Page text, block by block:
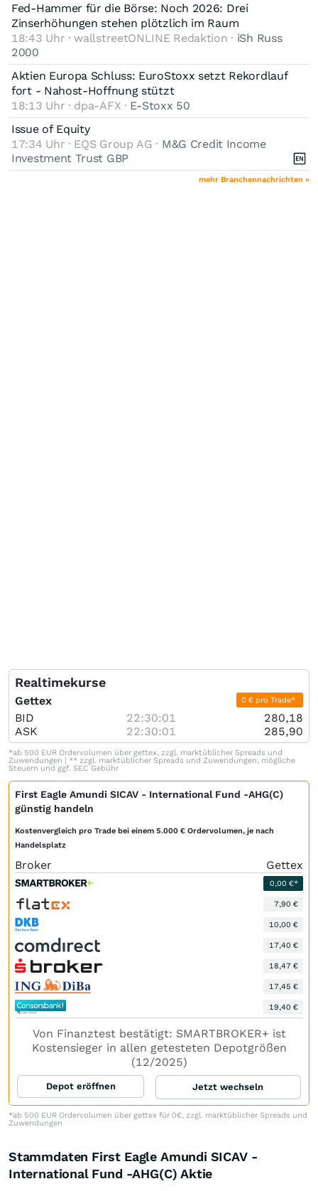
Fed-Hammer für die Börse: Noch 2026: Drei
Zinserhöhungen stehen plötzlich im Raum
18:43 Uhr · wallstreetONLINE Redaktion · iSh Russ
2000
Aktien Europa Schluss: EuroStoxx setzt Rekordlauf
fort - Nahost-Hoffnung stützt
18:13 Uhr · dpa-AFX · E-Stoxx 50
Issue of Equity
17:34 Uhr · EQS Group AG · M&G Credit Income
Investment Trust GBP
mehr Branchennachrichten »
Realtimekurse
Gettex 0 € pro Trade*
BID 22:30:01
280,18
ASK
22:30:01 285,90
*ab 500 EUR Ordervolumen über gettex, zzgl. marktüblicher Spreads und
Zuwendungen | ** zzgl. marktüblicher Spreads und Zuwendungen, mögliche
Steuern und ggf. SEC Gebühr
First Eagle Amundi SICAV - International Fund -AHG(C)
günstig handeln
Kostenvergleich pro Trade bei einem 5.000 € Ordervolumen, je nach
Handelsplatz
Broker Gettex
0,00 €*
7,90 €
10,00 €
17,40 €
18,47 €
17,45 €
19,40 €
Von Finanztest bestätigt: SMARTBROKER+ ist
Kostensieger in allen getesteten Depotgrößen
(12/2025)
Depot eröffnen Jetzt wechseln
*ab 500 EUR Ordervolumen über gettex für 0€, zzgl. marktüblicher Spreads und
Zuwendungen
Stammdaten First Eagle Amundi SICAV -
International Fund -AHG(C) Aktie